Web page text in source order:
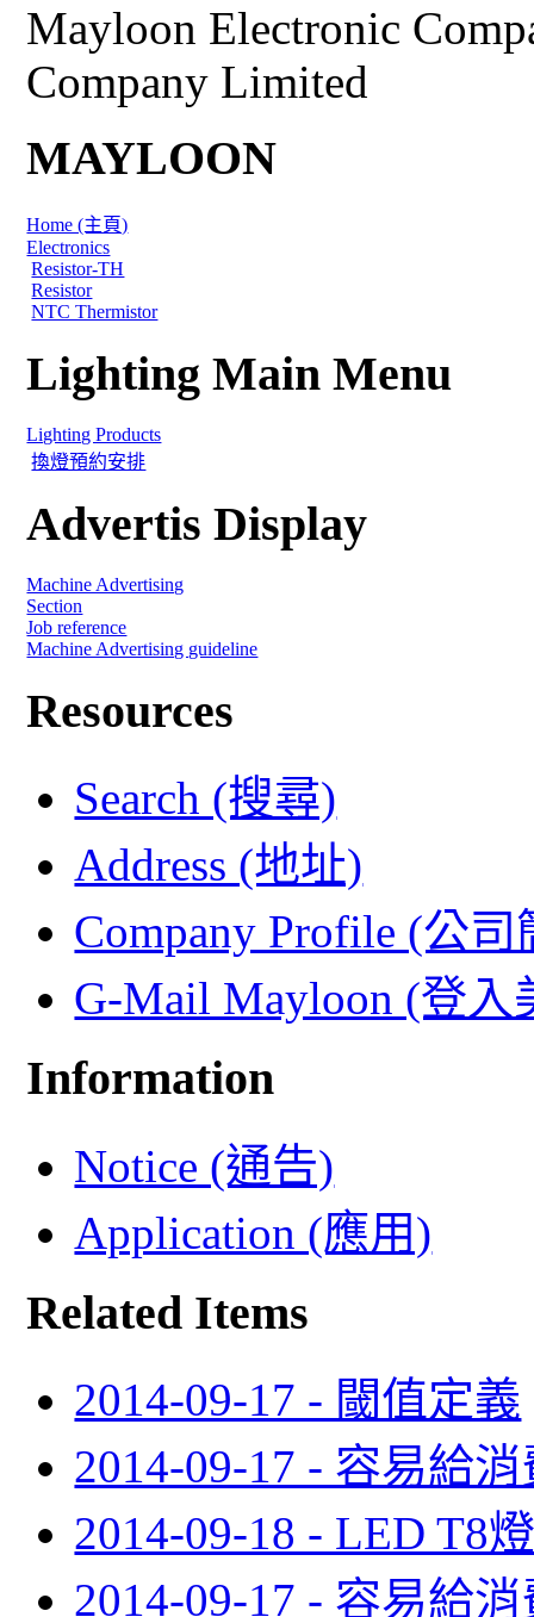
Mayloon Electronic
Company Limited
MAYLOON
Home (主頁)
Electronics
Resistor-TH
Resistor
NTC Thermistor
Lighting Main Menu
Lighting Products
換燈預約安排
Advertis Display
Machine Advertising
Section
Job reference
Machine Advertising guideline
Resources
Search (搜尋)
Address (地址)
Company Profile (公司
G-Mail Mayloon (登入
Information
Notice (通告)
Application (應用)
Related Items
2014-09-17 - 閾值定義
2014-09-17 - 容易給
2014-09-18 - LED T8
2014-09-17 - 容易給